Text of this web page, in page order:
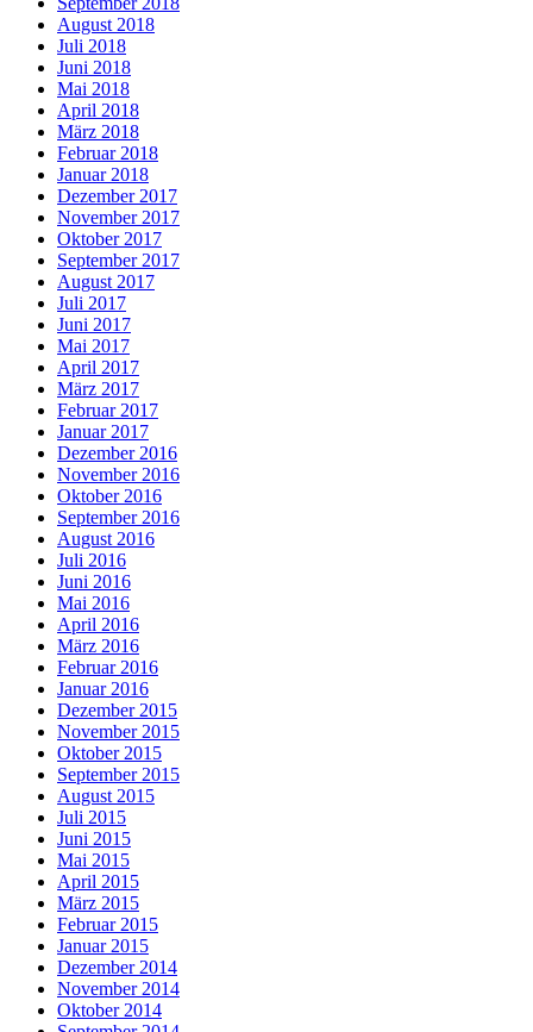
August 2018
Juli 2018
Juni 2018
Mai 2018
April 2018
März 2018
Februar 2018
Januar 2018
Dezember 2017
November 2017
Oktober 2017
September 2017
August 2017
Juli 2017
Juni 2017
Mai 2017
April 2017
März 2017
Februar 2017
Januar 2017
Dezember 2016
November 2016
Oktober 2016
September 2016
August 2016
Juli 2016
Juni 2016
Mai 2016
April 2016
März 2016
Februar 2016
Januar 2016
Dezember 2015
November 2015
Oktober 2015
September 2015
August 2015
Juli 2015
Juni 2015
Mai 2015
April 2015
März 2015
Februar 2015
Januar 2015
Dezember 2014
November 2014
Oktober 2014